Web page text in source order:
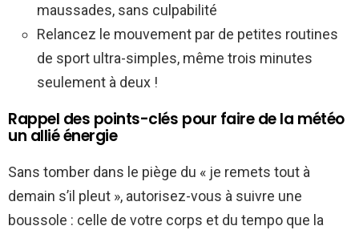
maussades, sans culpabilité
Relancez le mouvement par de petites routines
de sport ultra-simples, même trois minutes
seulement à deux !
Rappel des points-clés pour faire de la météo
un allié énergie
Sans tomber dans le piège du « je remets tout à
demain s’il pleut », autorisez-vous à suivre une
boussole : celle de votre corps et du tempo que la